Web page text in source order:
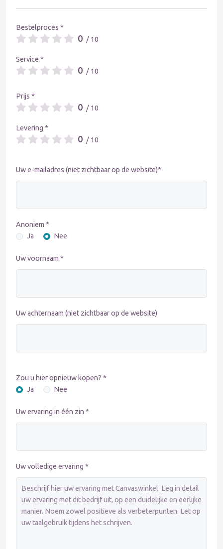
Bestelproces *
0 / 10
Service *
0 / 10
Prijs *
0 / 10
Levering *
0 / 10
Uw e-mailadres (niet zichtbaar op de website)*
Anoniem *
Ja
Nee
Uw voornaam *
Uw achternaam (niet zichtbaar op de website)
Zou u hier opnieuw kopen? *
Ja
Nee
Uw ervaring in één zin *
Uw volledige ervaring *